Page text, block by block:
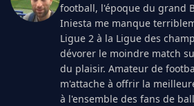
football, l'époque du grand
Iniesta me manque
Ligue 2 à la Ligue des
dévorer le moindre match
du plaisir. Amateur de
m'attache à offrir la
à l'ensemble des fans de